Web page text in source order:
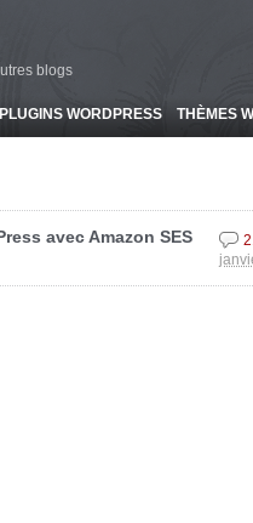
blogs
PLUGINS WORDPRESS THÈMES
avec Amazon SES